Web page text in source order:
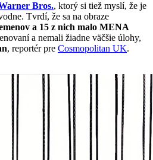
Bros., ktorý si tiež myslí, že je
Tvrdí, že sa na obraze
a 15 z nich malo MENA
a nemali žiadne väčšie úlohy,
, reportér pre Cosmopolitan UK.